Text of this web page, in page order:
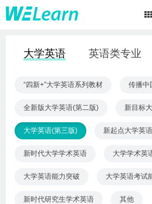
大学英语 英语类专业
“四新+”大学英语系列教材 传播中
全新版大学英语(第二版) 新目标
大学英语(第三版) 新起点大学英语
新时代大学学术英语 大学学术英
大学英语能力突破 大学英语考试
新时代研究生学术英语 其他